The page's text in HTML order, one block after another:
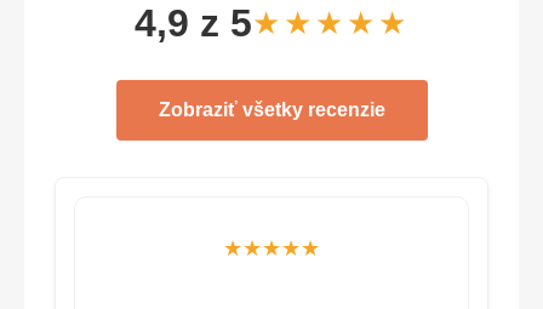
4,9 z 5★★★★★
Zobraziť všetky recenzie
★★★★★